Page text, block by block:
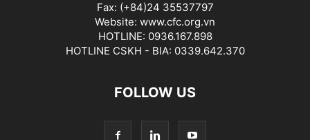
Fax: (+84)24 35537797
Website: www.cfc.org.vn
HOTLINE: 0936.167.898
HOTLINE CSKH - BIA: 0339.642.370
FOLLOW US